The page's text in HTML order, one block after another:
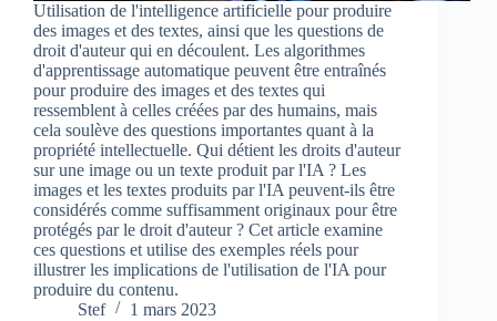
Utilisation de l'intelligence artificielle pour produire
des images et des textes, ainsi que les questions de
droit d'auteur qui en découlent. Les algorithmes
d'apprentissage automatique peuvent être entraînés
pour produire des images et des textes qui
ressemblent à celles créées par des humains, mais
cela soulève des questions importantes quant à la
propriété intellectuelle. Qui détient les droits d'auteur
sur une image ou un texte produit par l'IA ? Les
images et les textes produits par l'IA peuvent-ils être
considérés comme suffisamment originaux pour être
protégés par le droit d'auteur ? Cet article examine
ces questions et utilise des exemples réels pour
illustrer les implications de l'utilisation de l'IA pour
produire du contenu.
Stef
1 mars 2023